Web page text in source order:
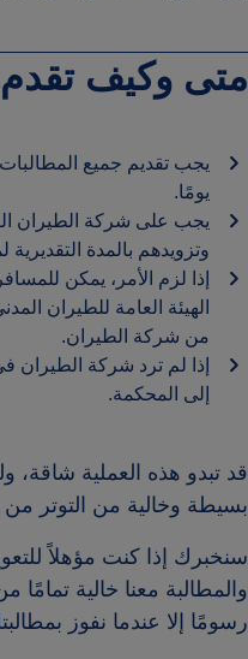
متى وكيف تقدم
يومًا.
وتزويدهم بالمدة
إذا لزم الأمر، يمكن
الهيئة العامة للطيران
من شركة الطيران.
إلى المحكمة.
قد تبدو هذه العملية شاقة،
بسيطة وخالية من التوتر
سنخبرك إذا كنت مؤهلاً
والمطالبة معنا خالية
رسومًا إلا عندما نفوز